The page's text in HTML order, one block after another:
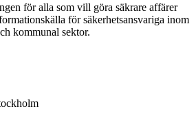
för alla som vill göra säkrare affärer
för säkerhets­ansvariga inom
kommunal sektor.